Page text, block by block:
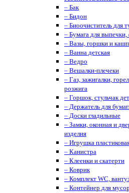
– Бак
– Бидон
– Биоочиститель для
– Бумага для выпечки,
– Вазы, горшки и
– Ванна детская
– Ведро
– Вешалки-плечеки
– Газ, зажигалки,
розжига
– Горшок, стульчак
– Держатель для
– Доски гладильные
– Замки, оконная и
изделия
– Игрушка
– Канистра
– Клеенки и скатерти
– Коврик
– Комплект WC,
– Контейнер для